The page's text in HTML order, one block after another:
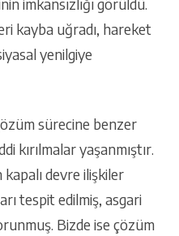
imkansızlığı görüldü.
kayba uğradı, hareket
yenilgiye
sürecine benzer
kırılmalar yaşanmıştır.
devre ilişkiler
tespit edilmiş, asgari
Bizde ise çözüm